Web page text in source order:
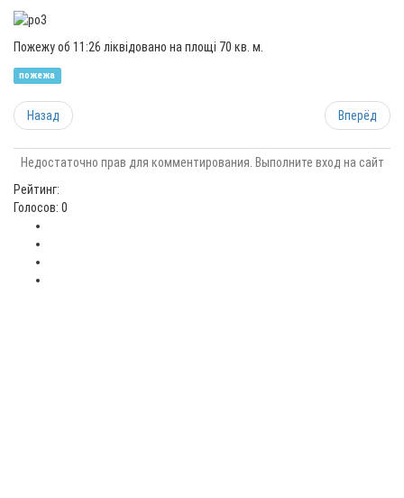
Пожежу об 11:26 ліквідовано на площі 70 кв. м.
пожежа
Назад Вперёд
Недостаточно прав для комментирования. Выполните вход на сайт
Рейтинг:
Голосов: 0